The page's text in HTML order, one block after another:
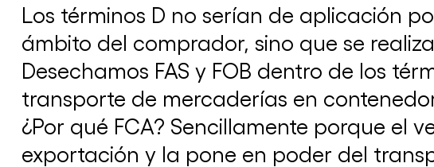
Los términos D no serían de aplicación
ámbito del comprador, sino que se
Desechamos FAS y FOB dentro de los
transporte de mercaderías en
¿Por qué FCA? Sencillamente porque
exportación y la pone en poder del